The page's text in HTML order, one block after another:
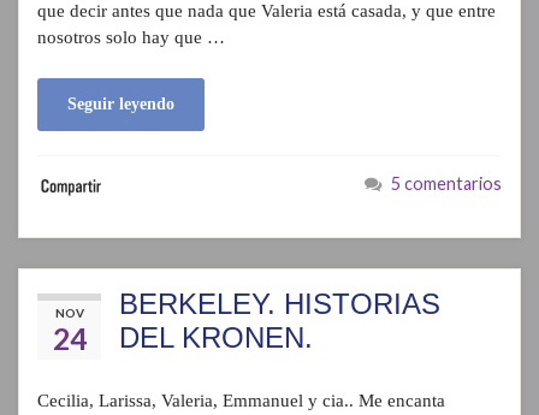
que decir antes que nada que Valeria está casada, y que entre
nosotros solo hay que …
Seguir leyendo
5 comentarios
NOV
24
BERKELEY. HISTORIAS
DEL KRONEN.
Cecilia, Larissa, Valeria, Emmanuel y cia.. Me encanta